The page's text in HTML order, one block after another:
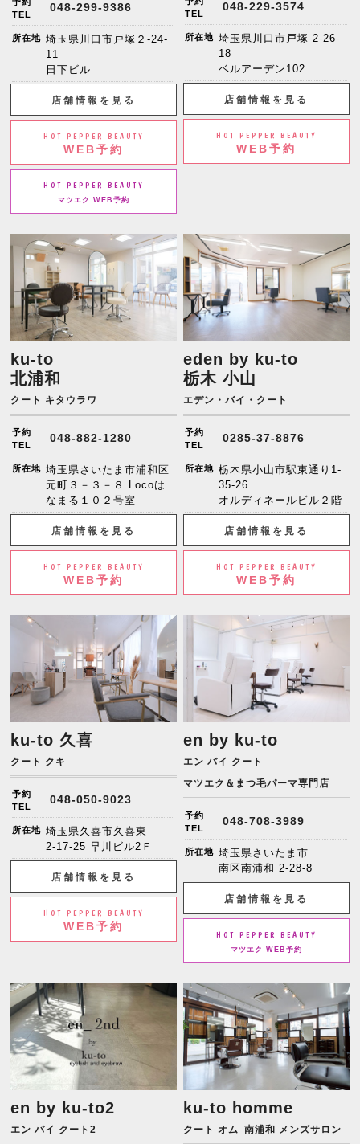
予約
TEL
048-299-9386
所在地 埼玉県川口市戸塚２-24-
11
日下ビル
店舗情報を見る
HOT PEPPER BEAUTY
WEB予約
HOT PEPPER BEAUTY
マツエク WEB予約
TEL
048-229-3574
所在地 埼玉県川口市戸塚 2-26-
18
ベルアーデン102
店舗情報を見る
HOT PEPPER BEAUTY
WEB予約
ku-to
北浦和
クート キタウラワ
予約
TEL
048-882-1280
所在地 埼玉県さいたま市浦和区
元町３－３－８ Locoは
なまる１０２号室
店舗情報を見る
HOT PEPPER BEAUTY
WEB予約
eden by ku-to
栃木 小山
エデン・バイ・クート
予約
TEL
0285-37-8876
所在地 栃木県小山市駅東通り1-
35-26
オルディネールビル２階
店舗情報を見る
HOT PEPPER BEAUTY
WEB予約
ku-to 久喜
クート クキ
予約
TEL
048-050-9023
所在地 埼玉県久喜市久喜東
2-17-25 早川ビル2Ｆ
店舗情報を見る
HOT PEPPER BEAUTY
WEB予約
en by ku-to
エン バイ クート
マツエク＆まつ毛パーマ専門店
予約
TEL
048-708-3989
所在地 埼玉県さいたま市
南区南浦和 2-28-8
店舗情報を見る
HOT PEPPER BEAUTY
マツエク WEB予約
en by ku-to2
エン バイ クート2
ku-to homme
クート オム 南浦和 メンズサロン